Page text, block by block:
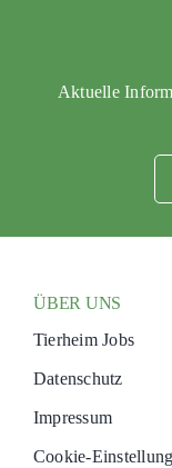
Aktuelle
ÜBER UNS
Tierheim Jobs
Datenschutz
Impressum
Cookie-